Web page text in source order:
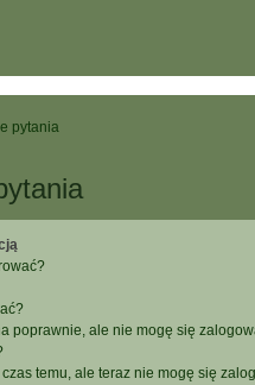
pytania
poprawnie, ale nie mogę się
temu, ale teraz nie mogę się